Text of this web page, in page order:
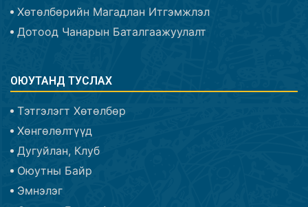
Хөтөлбөрийн Магадлан Итгэмжлэл
Дотоод Чанарын Баталгаажуулалт
ОЮУТАНД ТУСЛАХ
Тэтгэлэгт Хөтөлбөр
Хөнгөлөлтүүд
Дугуйлан, Клуб
Оюутны Байр
Эмнэлэг